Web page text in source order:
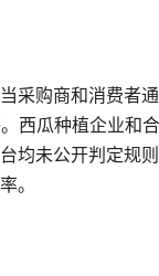
采购商和消费者
西瓜种植企业和
均未公开判定规
。